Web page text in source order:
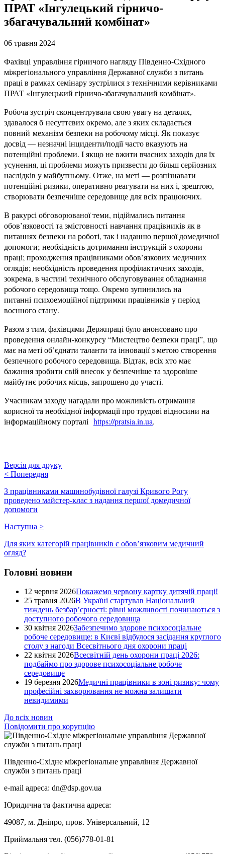
ПРАТ «Інгулецький гірничо-
збагачувальний комбінат»
06 травня 2024
Фахівці управління гірничого нагляду Південно-Східного
міжрегіонального управління Державної служби з питань
праці в рамках семінару зустрілися з технічними керівниками
ПРАТ «Інгулецький гірничо-збагачувальний комбінат».
Робоча зустріч сконцентрувала свою увагу на деталях,
здавалося б несуттєвих окремо, але з яких складається
повний механізм безпеки на робочому місці. Як показує
досвід — незначні інциденти/події часто вказують на
потенційні проблеми. І якщо не вжити вчасних заходів для їх
усунення, ці проблеми можуть призвести до більш серйозних
наслідків у майбутньому. Отже, на меті — розпізнавати
потенційні ризики, оперативно реагувати на них і, зрештою,
створювати безпечніше середовище для всіх працюючих.
В ракурсі обговорюваної теми, підіймались питання
обов’язковості та змістовності навчання працівників як в
питаннях безпеки на роботі, так і наданню першої домедичної
допомоги; необхідність дотримання інструкцій з охорони
праці; проходження працівниками обов’язкових медичних
оглядів; необхідність проведення профілактичних заходів,
зокрема, в частині технічного обслуговування обладнання
робочого середовища тощо. Окремо зупинились на
питанні психоемоційної підтримки працівників у період
воєнного стану.
Разом з тим, фахівцями Держпраці було анонсовано про
проведення онлайн-конкурсу “Мистецтво безпеки праці”, що
має на меті об’єднати таланти та інновації з метою створення
безпечного робочого середовища. Відтак, всіх хто має
бажання зробити свій внесок у безпечніше та здоровіше
майбутнє робочих місць, запрошено до участі.
Учасникам заходу нагадали про можливість отримання
корисної та необхідної інформації про трудові відносини на
інформаційному порталі https://pratsia.in.ua.
Версія для друку
< Попередня
З працівниками машинобудівної галузі Кривого Рогу
проведено майстер-клас з надання першої домедичної
допомоги
Наступна >
Для яких категорій працівників є обов’язковим медичний
огляд?
Головні новини
12 червня 2026Покажемо червону картку дитячій праці!
25 травня 2026В Україні стартував Національний
тиждень безбар’єрності: рівні можливості починаються з
доступного робочого середовища
30 квітня 2026Забезпечимо здорове психосоціальне
робоче середовище: в Києві відбулося засідання круглого
столу з нагоди Всесвітнього дня охорони праці
22 квітня 2026Всесвітній день охорони праці 2026:
подбаймо про здорове психосоціальне робоче
середовище
19 березня 2026Медичні працівники в зоні ризику: чому
професійні захворювання не можна залишати
невидимими
До всіх новин
Повідомити про корупцію
Південно-Східне міжрегіональне управління Державної
служби з питань праці
e-mail адреса: dn@dsp.gov.ua
Юридична та фактична адреса:
49087, м. Дніпро, пров. Універсальний, 12
Приймальня тел. (056)778-01-81